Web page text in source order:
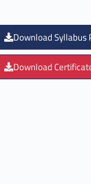
Download Syllabus
Download